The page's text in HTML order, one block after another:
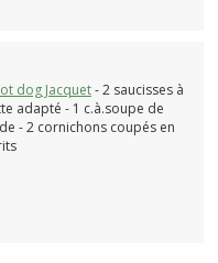
dog Jacquet- 2 saucisses à
adapté - 1 c.à.soupe de
- 2 cornichons coupés en